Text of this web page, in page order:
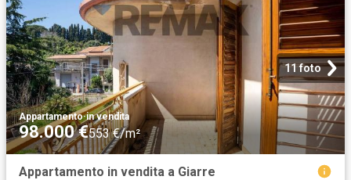
11 foto
Appartamento·in vendita
98.000 €553 €/m²
Appartamento in vendita a Giarre